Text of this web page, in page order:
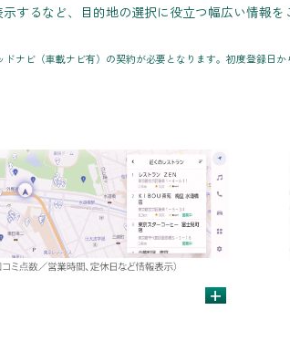
するなど、目的地の選択に役立つ幅広い情報を
ナビ（車載ナビ有）の契約が必要となります。初度登録
+